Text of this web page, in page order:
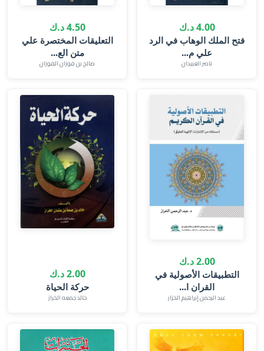
4.00 د.ك
فتح الملك الوهاب في الرد
علي م...
ناصر العبيدان
4.50 د.ك
التعليقات المختصرة علي
متن الع...
صالح بن فوزان الفوزان
2.00 د.ك
التطبيقات الأصولية في
القران ا...
عبد الرحمن إبراهيم الخزار
2.00 د.ك
حركة الحياة
خالد جمعه الخراز